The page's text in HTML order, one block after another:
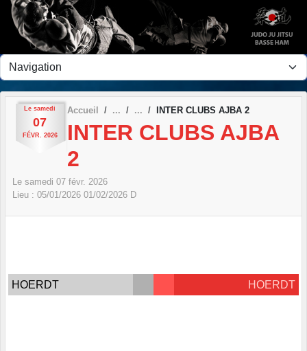
Le samedi
07
FÉVR. 2026
Accueil INTER CLUBS AJBA 2
INTER CLUBS AJBA
2
Le samedi 07 févr. 2026
Lieu : 05/01/2026 01/02/2026 D
HOERDT HOERDT
Panneau de gestion des cookies